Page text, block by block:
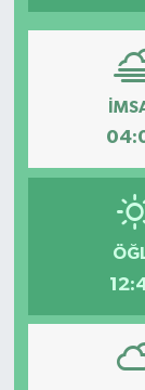
Ekonomi
Emet
Genel
Gündem